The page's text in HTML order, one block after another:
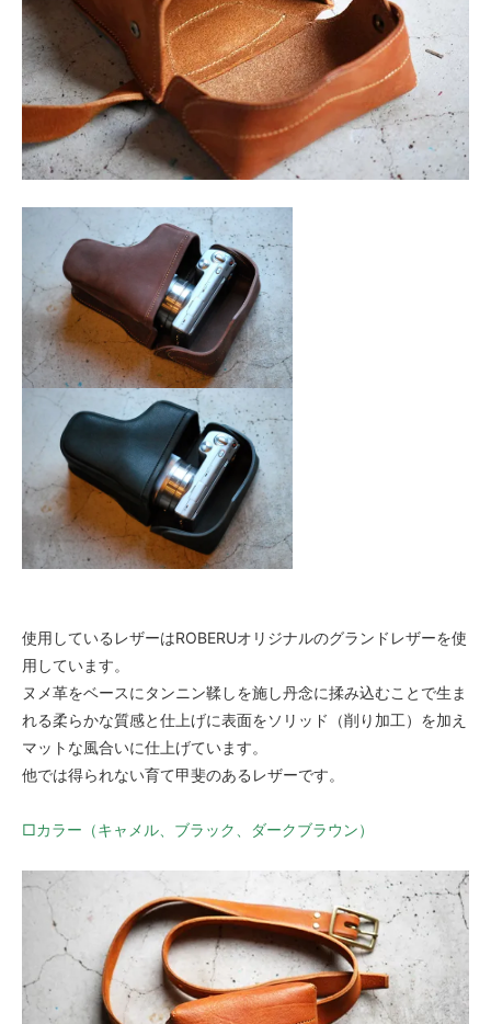
使用しているレザーはROBERUオリジナルのグランドレザーを使
用しています。
ヌメ革をベースにタンニン鞣しを施し丹念に揉み込むことで生ま
れる柔らかな質感と仕上げに表面をソリッド（削り加工）を加え
マットな風合いに仕上げています。
他では得られない育て甲斐のあるレザーです。
□カラー（キャメル、ブラック、ダークブラウン）